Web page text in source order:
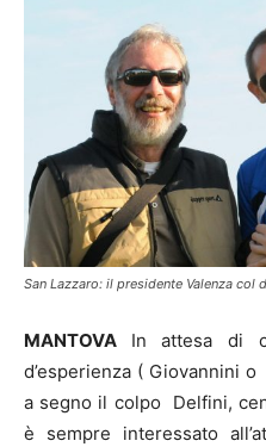
San Lazzaro: il presidente Valenza col
MANTOVA In attesa di
d’esperienza ( Giovannini
a segno il colpo Delfini,
è sempre interessato